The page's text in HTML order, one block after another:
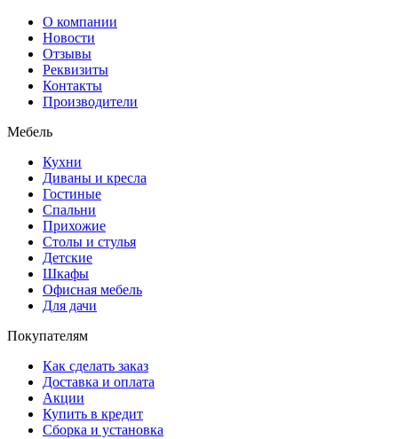
О компании
Новости
Отзывы
Реквизиты
Контакты
Производители
Мебель
Кухни
Диваны и кресла
Гостиные
Спальни
Прихожие
Столы и стулья
Детские
Шкафы
Офисная мебель
Для дачи
Покупателям
Как сделать заказ
Доставка и оплата
Акции
Купить в кредит
Сборка и установка